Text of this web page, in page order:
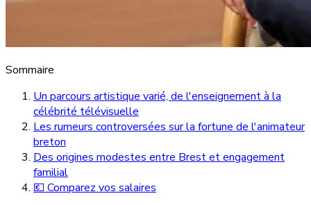
Sommaire
Un parcours artistique varié, de l'enseignement à la
célébrité télévisuelle
Les rumeurs controversées sur la fortune de l'animateur
breton
Des origines modestes entre Brest et engagement
familial
💶 Comparez vos salaires